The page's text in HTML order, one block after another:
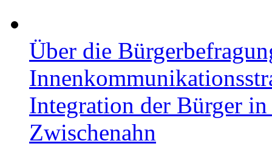
Über die
Integration der Bürger
Zwischenahn